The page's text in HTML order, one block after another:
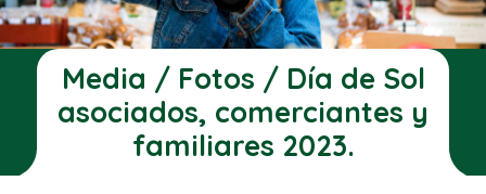
Media / Fotos / Día de Sol
asociados, comerciantes y
familiares 2023.